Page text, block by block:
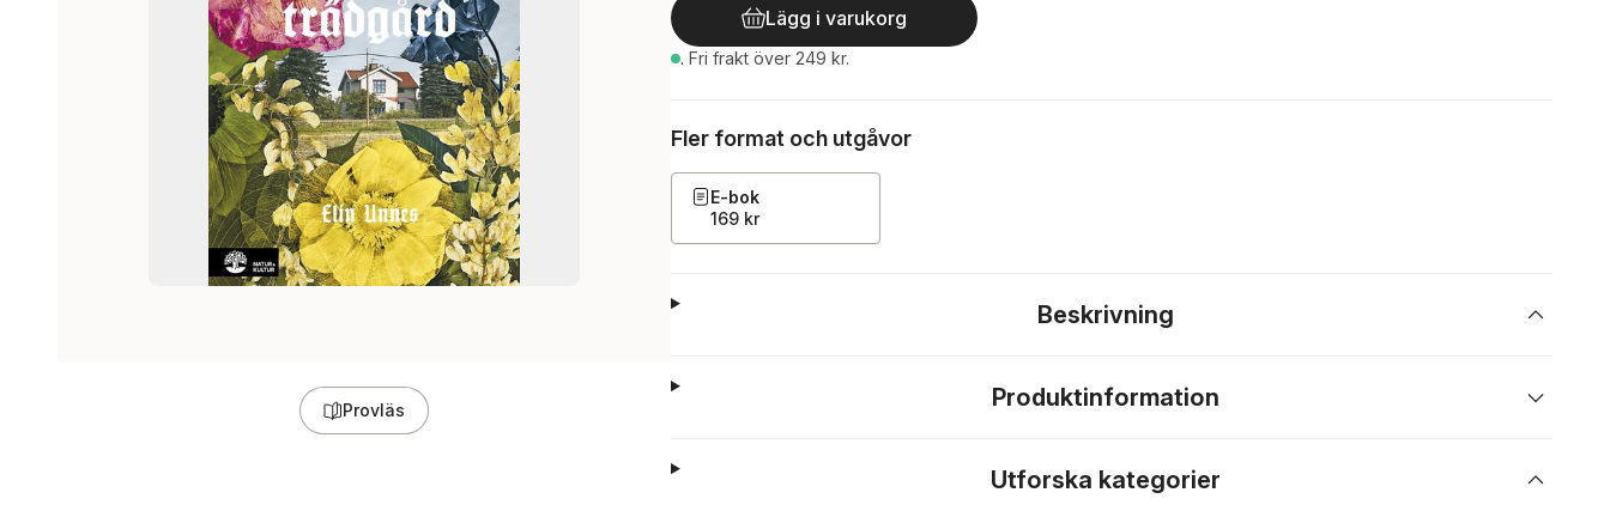
Provläs
Lägg i varukorg
. Fri frakt över 249 kr.
Fler format och utgåvor
E-bok
169 kr
Beskrivning
Produktinformation
Utforska kategorier